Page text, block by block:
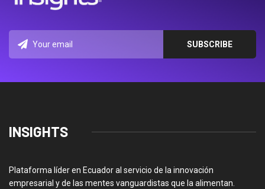
INSIGHTS
Plataforma líder en Ecuador al servicio de la innovación
empresarial y de las mentes vanguardistas que la alimentan.